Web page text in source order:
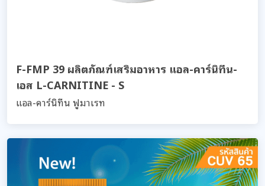
F-FMP 39 ผลิตภัณฑ์เสริมอาหาร แอล-คาร์นิทีน-
เอส L-CARNITINE - S
แอล-คาร์นิทีน ฟูมาเรท